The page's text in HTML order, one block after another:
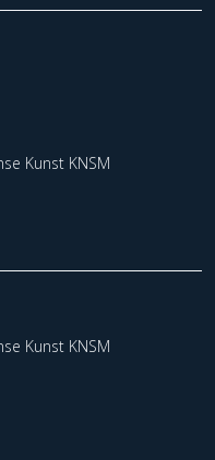
Kunst KNSM
Kunst KNSM